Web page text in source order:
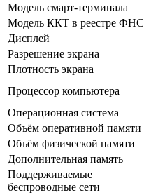
Модель смарт-терминала
Модель ККТ в реестре ФНС
Дисплей
Разрешение экрана
Плотность экрана
Процессор компьютера
Операционная система
Объём оперативной памяти
Объём физической памяти
Дополнительная память
Поддерживаемые
беспроводные сети